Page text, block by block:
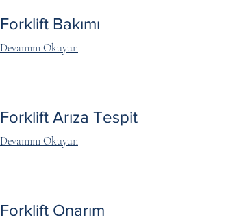
Forklift Bakımı
Devamını Okuyun
Forklift Arıza Tespit
Devamını Okuyun
Forklift Onarım